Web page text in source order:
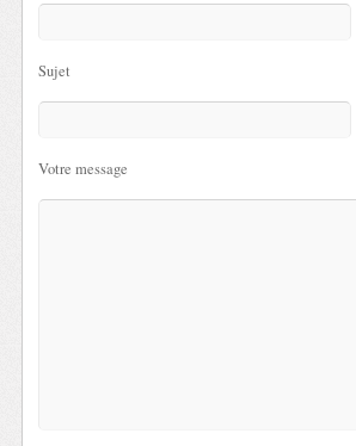
Sujet
Votre message